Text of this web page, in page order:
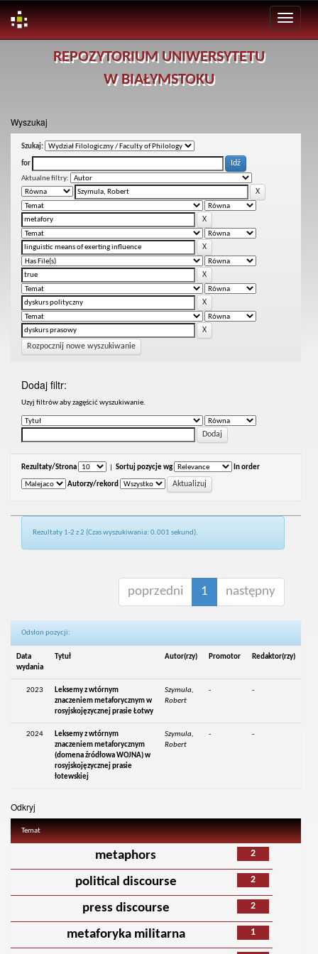
REPOZYTORIUM UNIWERSYTETU
W BIAŁYMSTOKU
Wyszukaj
Szukaj:
for
Aktualne filtry:
Rozpocznij nowe wyszukiwanie
Dodaj filtr:
Uzyj filtrów aby zagęścić wyszukiwanie.
Rezultaty/Strona Sortuj pozycje wg In order
Autorzy/rekord
Rezultaty 1-2 z 2 (Czas wyszukiwania: 0.001 sekund).
poprzedni 1 następny
Odsłon pozycji:
Data
wydania
Tytuł Autor(rzy) Promotor Redaktor(rzy)
2023
Leksemy z wtórnym
znaczeniem metaforycznym w
rosyjskojęzycznej prasie Łotwy
Szymula,
Robert
- -
2024
Leksemy z wtórnym
znaczeniem metaforycznym
(domena źródłowa WOJNA) w
rosyjskojęzycznej prasie
łotewskiej
Szymula,
Robert
- -
Odkryj
Temat
2
metaphors
2
political discourse
2
press discourse
1
metaforyka militarna